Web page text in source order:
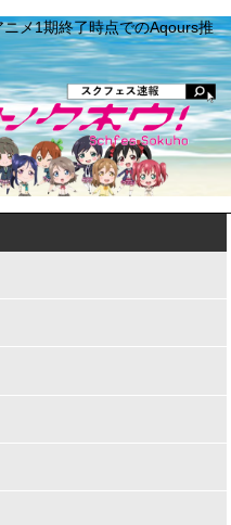
メ1期終了時点でのAqours推